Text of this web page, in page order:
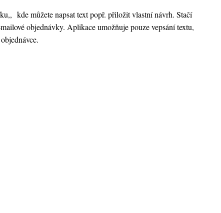
kde můžete napsat text popř. přiložit vlastní návrh. Stačí
objednávky. Aplikace umožňuje pouze vepsání textu,